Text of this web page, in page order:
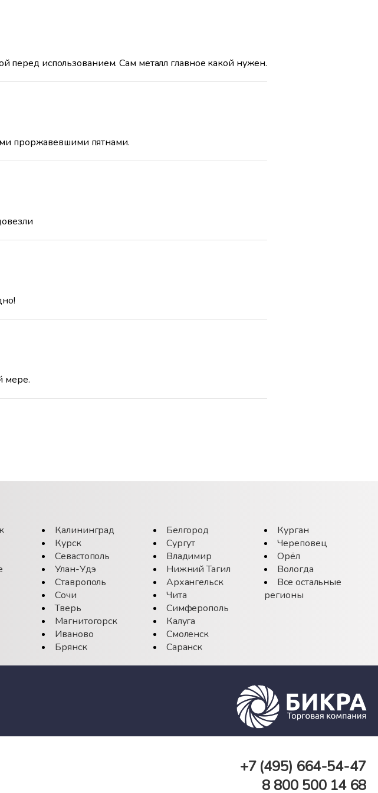
использованием. Сам металл главное какой нужен.
проржавевшими пятнами.
мере.
Калининград
Курск
Севастополь
Улан-Удэ
Ставрополь
Сочи
Тверь
Магнитогорск
Иваново
Брянск
Белгород
Сургут
Владимир
Нижний Тагил
Архангельск
Чита
Симферополь
Калуга
Смоленск
Саранск
Курган
Череповец
Орёл
Вологда
Все остальные
регионы
+7 (495) 664-54-47
8 800500 14 68